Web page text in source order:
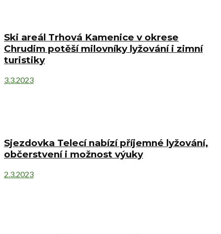
Ski areál Trhová Kamenice v okrese
Chrudim potěší milovníky lyžování i zimní
turistiky
3.3.2023
Sjezdovka Telecí nabízí příjemné lyžování,
občerstvení i možnost výuky
2.3.2023